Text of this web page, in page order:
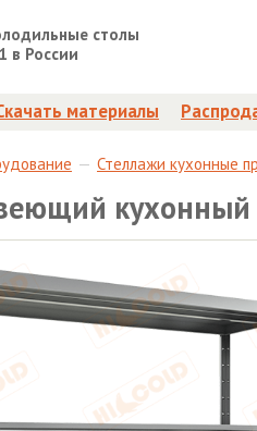
столы
в России
материалы
Стеллажи кухонные